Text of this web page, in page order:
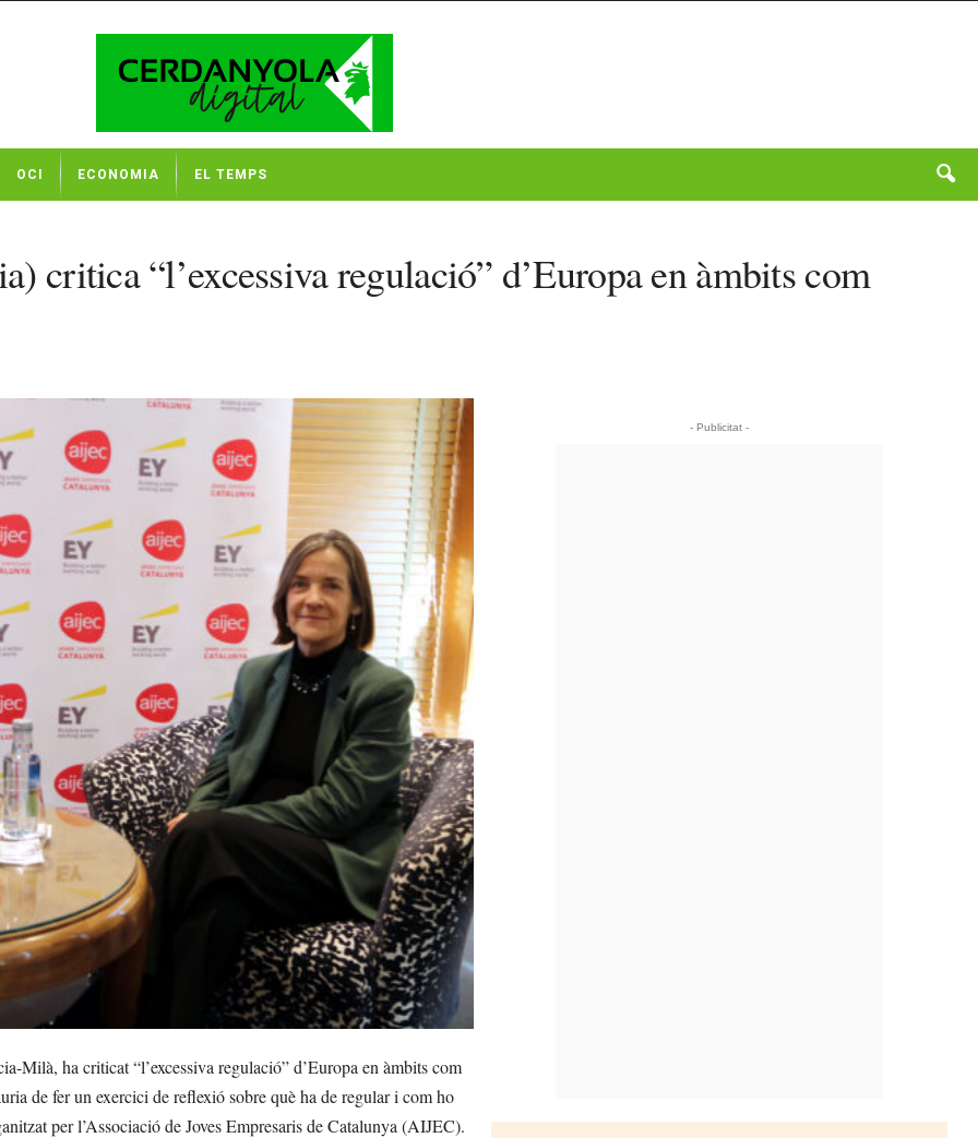
OCI ECONOMIA EL TEMPS
critica “l’excessiva regulació” d’Europa en àmbits com
Milà, ha criticat “l’excessiva regulació” d’Europa en àmbits com
de fer un exercici de reflexió sobre què ha de regular i com ho
per l’Associació de Joves Empresaris de Catalunya (AIJEC).
- Publicitat -